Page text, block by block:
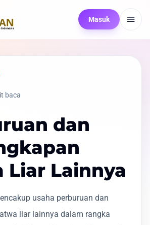
Masuk
baca
dan
Liar Lainnya
usaha perburuan dan
liar lainnya dalam rangka